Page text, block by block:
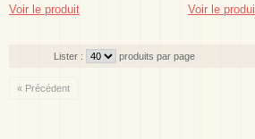
Voir le produit Voir le
Lister : produits par page
« Précédent